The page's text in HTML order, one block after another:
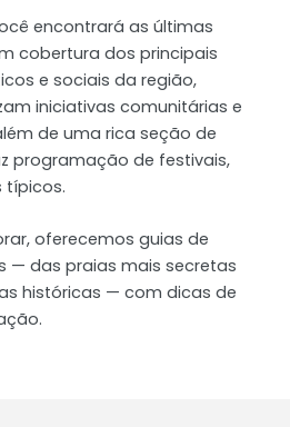
encontrará as últimas
cobertura dos principais
e sociais da região,
iniciativas comunitárias e
de uma rica seção de
programação de festivais,
típicos.
oferecemos guias de
— das praias mais secretas
históricas — com dicas de